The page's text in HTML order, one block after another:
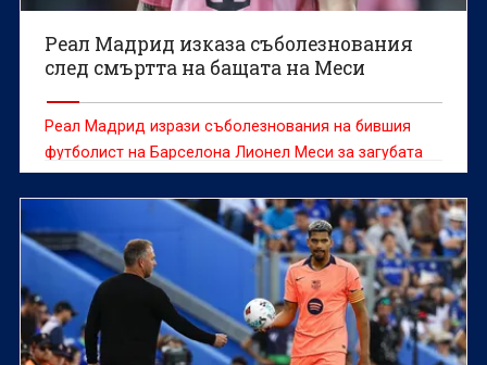
Реал Мадрид изказа съболезнования
след смъртта на бащата на Меси
Реал Мадрид изрази съболезнования на бившия
футболист на Барселона Лионел Меси за загубата
на баща му